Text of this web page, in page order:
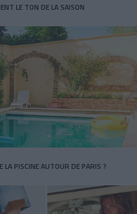
LE TON DE LA SAISON
LA PISCINE AUTOUR DE PARIS ?